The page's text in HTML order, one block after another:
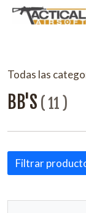
Todas las
BB'S ( 11 )
Filtrar